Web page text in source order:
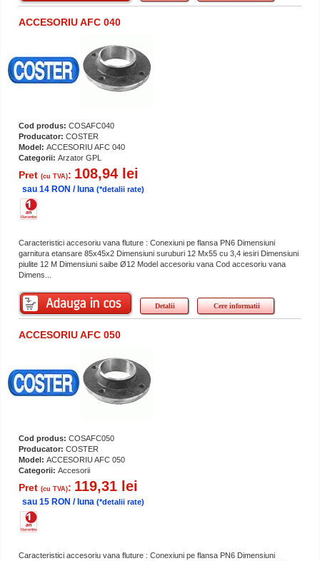
ACCESORIU AFC 040
Cod produs: COSAFC040
Producator: COSTER
Model: ACCESORIU AFC 040
Categorii: Arzator GPL
Pret (cu TVA): 108,94 lei
sau 14 RON / luna (*detalii rate)
Caracteristici accesoriu vana fluture : Conexiuni pe flansa PN6 Dimensiuni
garnitura etansare 85x45x2 Dimensiuni suruburi 12 Mx55 cu 3,4 iesiri Dimensiuni
piulite 12 M Dimensiuni saibe Ø12 Model accesoriu vana Cod accesoriu vana
Dimens...
Detalii Cere informatii
ACCESORIU AFC 050
Cod produs: COSAFC050
Producator: COSTER
Model: ACCESORIU AFC 050
Categorii: Accesorii
Pret (cu TVA): 119,31 lei
sau 15 RON / luna (*detalii rate)
Caracteristici accesoriu vana fluture : Conexiuni pe flansa PN6 Dimensiuni